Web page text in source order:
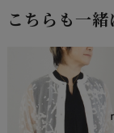
こちらも一緒